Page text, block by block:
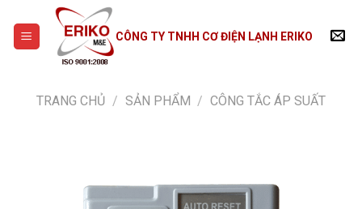
content
CÔNG TY TNHH CƠ ĐIỆN LẠNH ERIKO
TRANG CHỦ / SẢN PHẨM / CÔNG TẮC ÁP SUẤT